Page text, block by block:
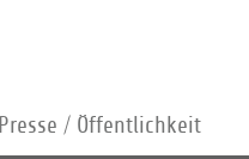
Presse / Öffentlichkeit